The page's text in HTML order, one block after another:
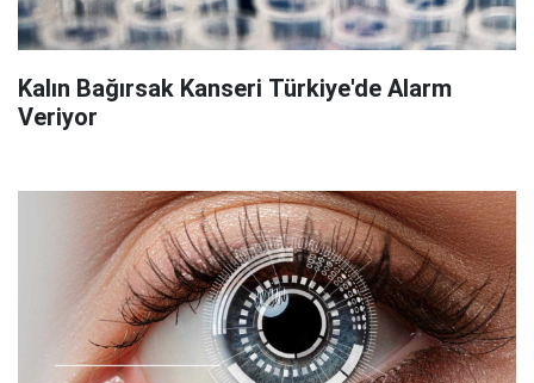
Kalın Bağırsak Kanseri Türkiye'de Alarm
Veriyor